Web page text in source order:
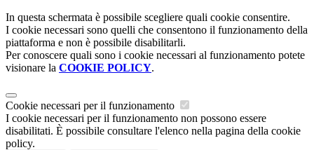
In questa schermata è possibile scegliere quali cookie consentire.
I cookie necessari sono quelli che consentono il funzionamento della
piattaforma e non è possibile disabilitarli.
Per conoscere quali sono i cookie necessari al funzionamento potete
visionare la COOKIE POLICY.
Cookie necessari per il funzionamento
I cookie necessari per il funzionamento non possono essere
disabilitati. È possibile consultare l'elenco nella pagina della cookie
policy.